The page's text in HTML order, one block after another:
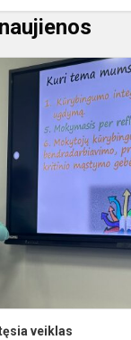
veiklas